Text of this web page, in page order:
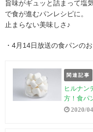
旨味がギュッと詰まって塩
で食が進むパンレシピに。
止まらない美味しさ♪
・4月14日放送の食パンの
関連記事
ヒルナン
方！食パ
2020/